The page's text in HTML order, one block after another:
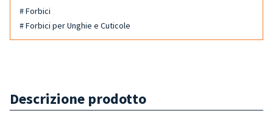
# Forbici
# Forbici per Unghie e Cuticole
Descrizione prodotto